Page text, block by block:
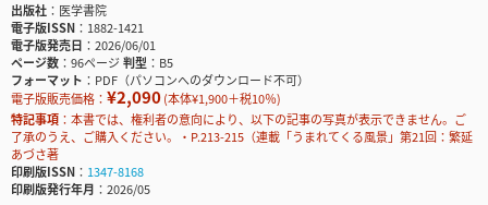
出版社
医学書院
電子版ISSN
1882-1421
電子版発売日
2026/06/01
ページ数
96ページ判型
B5
フォーマット
PDF（パソコンへのダウンロード不可）
電子版販売価格： ¥2,090(本体¥1,900＋税10％)
特記事項
本書では、権利者の意向により、以下の記事の写真が表示できません。ご
了承のうえ、ご購入ください。・P.213-215（連載「うまれてくる風景」第21回：繁延
あづさ著
印刷版ISSN
1347-8168
印刷版発行年月
2026/05